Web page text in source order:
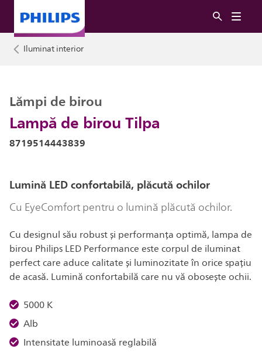
Iluminat interior
Lampă de birou Tilpa
Lămpi de birou
8719514443839
Lumină LED confortabilă, plăcută ochilor
Cu EyeComfort pentru o lumină plăcută ochilor.
Cu designul său robust și performanța optimă, lampa de
birou Philips LED Performance este corpul de iluminat
perfect care aduce calitate și luminozitate în orice spațiu
de acasă. Lumină confortabilă care nu vă obosește ochii.
5000 K
Alb
Intensitate luminoasă reglabilă